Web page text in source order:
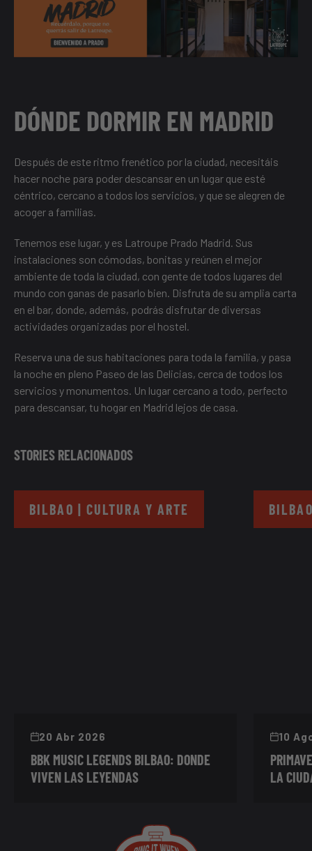
DÓNDE DORMIR EN MADRID
Después de este ritmo frenético por la ciudad, necesitáis
hacer noche para poder descansar en un lugar que esté
céntrico, cercano a todos los servicios, y que se alegren de
acoger a familias.
Tenemos ese lugar, y es Latroupe Prado Madrid. Sus
instalaciones son cómodas, bonitas y reúnen el mejor
ambiente de toda la ciudad, con gente de todos lugares del
mundo con ganas de pasarlo bien. Disfruta de su amplia carta
en el bar, donde, además, podrás disfrutar de diversas
actividades organizadas por el hostel.
Reserva una de sus habitaciones para toda la familia, y pasa
la noche en pleno Paseo de las Delicias, cerca de todos los
servicios y monumentos. Un lugar cercano a todo, perfecto
para descansar, tu hogar en Madrid lejos de casa.
STORIES RELACIONADOS
BILBAO | CULTURA Y ARTE
20 Abr 2026
BBK MUSIC LEGENDS BILBAO: DONDE
VIVEN LAS LEYENDAS
10
LA